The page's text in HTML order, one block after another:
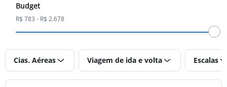
Budget
R$ 783 - R$ 2.678
Cias. Aéreas Viagem de ida e volta Escalas